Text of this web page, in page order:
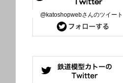
@katoshopwebさんのツイート